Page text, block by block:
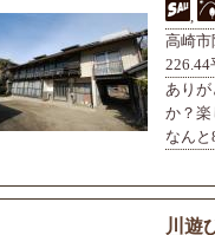
,
高崎市
ありが
か？楽
なんと
川遊